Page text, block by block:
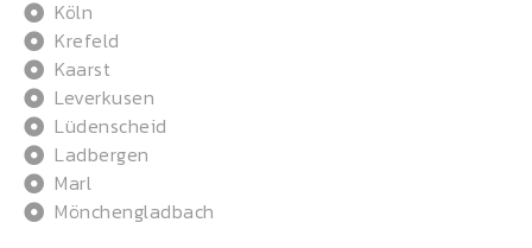
Köln
Krefeld
Kaarst
Leverkusen
Lüdenscheid
Ladbergen
Marl
Mönchengladbach